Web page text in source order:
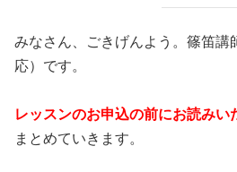
みなさん、ごきげんよう。篠笛講
応） です。
レッスンのお申込の前にお読みい
まとめていきます。